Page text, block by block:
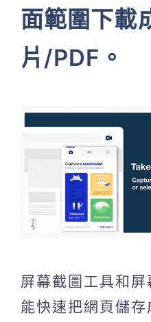
面範圍下載
片/PDF。
屏幕截圖工具和
能快速把網頁儲